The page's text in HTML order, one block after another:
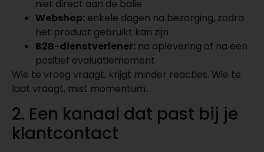
niet direct aan de balie
Webshop: enkele dagen na bezorging, zodra
het product gebruikt kan zijn
B2B-dienstverlener: na oplevering of na een
positief evaluatiemoment
Wie te vroeg vraagt, krijgt minder reacties. Wie te
laat vraagt, mist momentum.
2. Een kanaal dat past bij je
klantcontact